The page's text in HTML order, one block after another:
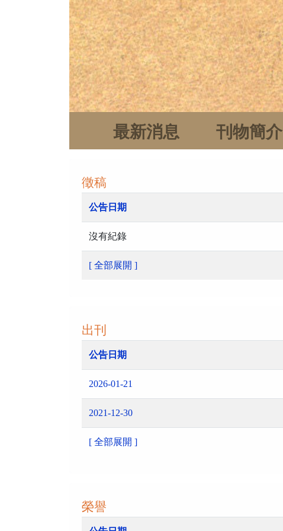
最新消息 刊物簡介
徵稿
公告日期
沒有紀錄
[ 全部展開 ]
出刊
公告日期
2026-01-21
2021-12-30
[ 全部展開 ]
榮譽